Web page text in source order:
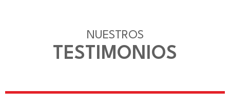
NUESTROS
TESTIMONIOS